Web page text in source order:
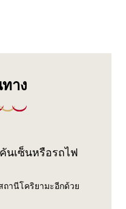
าง
นเซ็นหรือรถไฟ
านีโคริยามะอีกด้วย